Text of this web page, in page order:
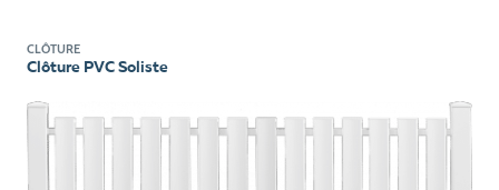
CLÔTURE
Clôture PVC Soliste